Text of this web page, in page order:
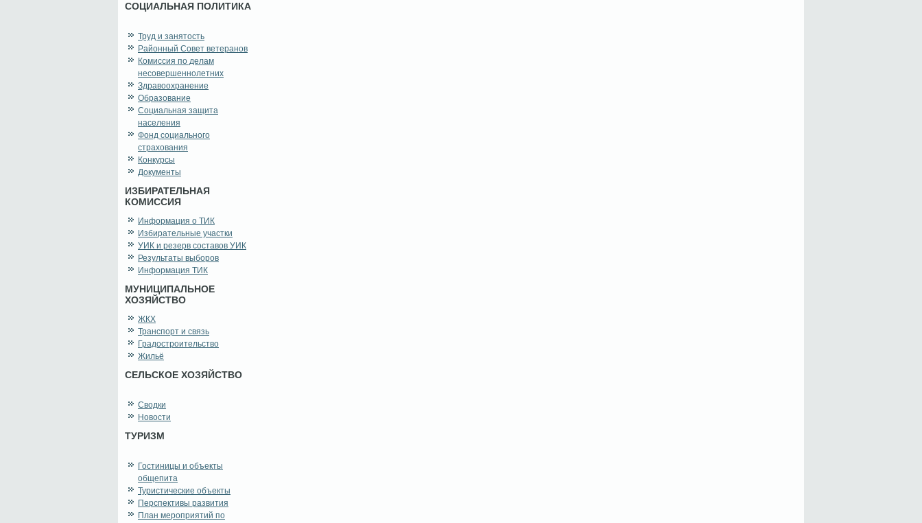
СОЦИАЛЬНАЯ ПОЛИТИКА
Труд и занятость
Районный Совет ветеранов
Комиссия по делам
несовершеннолетних
Здравоохранение
Образование
Социальная защита
населения
Фонд социального
страхования
Конкурсы
Документы
ИЗБИРАТЕЛЬНАЯ
КОМИССИЯ
Информация о ТИК
Избирательные участки
УИК и резерв составов УИК
Результаты выборов
Информация ТИК
МУНИЦИПАЛЬНОЕ
ХОЗЯЙСТВО
ЖКХ
Транспорт и связь
Градостроительство
Жильё
СЕЛЬСКОЕ ХОЗЯЙСТВО
Сводки
Новости
ТУРИЗМ
Гостиницы и объекты
общепита
Туристические объекты
Перспективы развития
План мероприятий по